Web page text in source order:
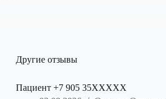
Другие отзывы
Пациент +7 905 35XXXXX